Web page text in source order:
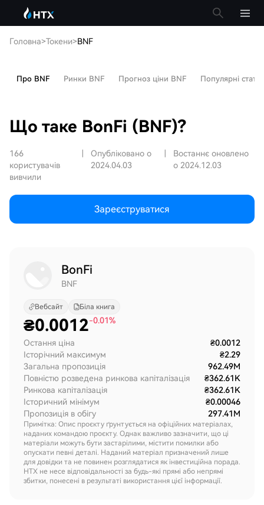
Головна>Токени>BNF
Про BNF Ринки BNF Прогноз ціни BNF Популярні статті
Що таке BonFi (BNF)?
166
користувачів
вивчили
Опубліковано о
2024.04.03
Востаннє оновлено
о 2024.12.03
Зареєструватися
BonFi
BNF
Вебсайт Біла книга
₴0.0012-0.01%
Остання ціна
₴0.0012
Історічний максимум
₴2.29
Загальна пропозиція
962.49M
Повністю розведена ринкова капіталізація
₴362.61K
Ринкова капіталізація
₴362.61K
Історичний мінімум
₴0.00046
Пропозиція в обігу
297.41M
Примітка: Опис проєкту ґрунтується на офіційних матеріалах,
наданих командою проєкту. Однак важливо зазначити, що ці
матеріали можуть бути застарілими, містити помилки або
опускати певні деталі. Наданий матеріал призначений лише
для довідки та не повинен розглядатися як інвестиційна порада.
HTX не несе відповідальності за будь-які прямі або непрямі
збитки, понесені в результаті використання цієї інформації.